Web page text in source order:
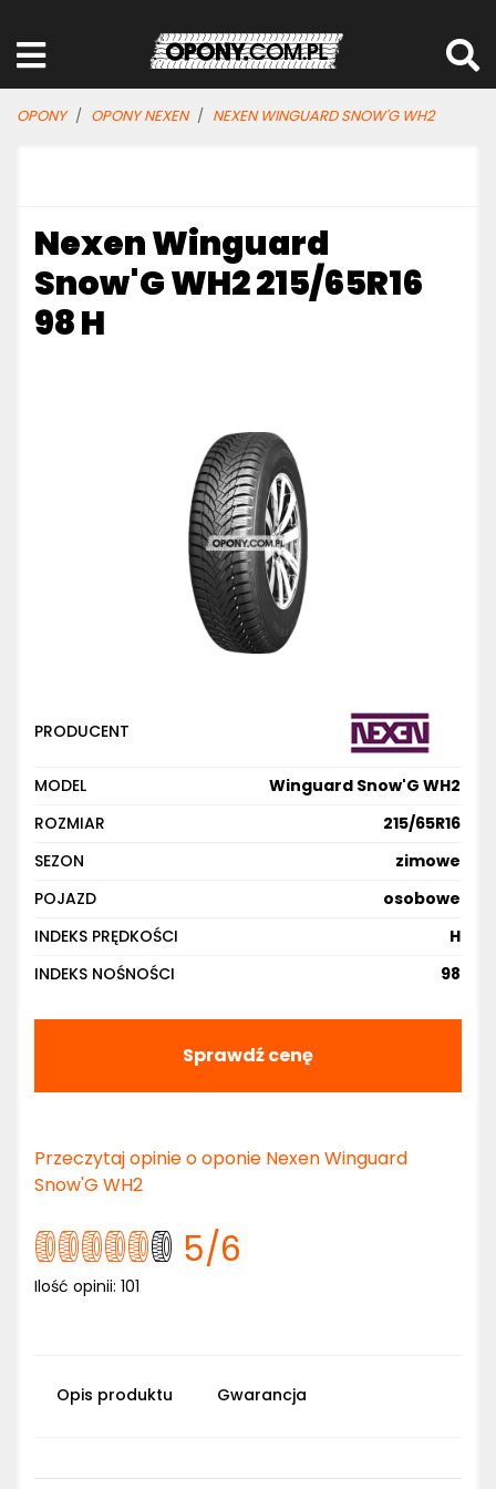
OPONY OPONY NEXEN NEXEN WINGUARD SNOW'G WH2
Nexen Winguard
Snow'G WH2 215/65R16
98 H
PRODUCENT
MODEL
Winguard Snow'G WH2
ROZMIAR
215/65R16
SEZON
zimowe
POJAZD
osobowe
INDEKS PRĘDKOŚCI
H
INDEKS NOŚNOŚCI
98
Sprawdź cenę
Przeczytaj opinie o oponie Nexen Winguard
Snow'G WH2
5/6
Ilość opinii: 101
Opis produktu Gwarancja